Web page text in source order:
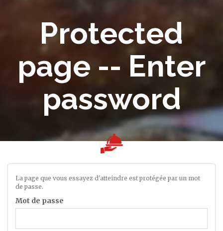
Protected
page -- Enter
password
La page que vous essayez d'atteindre est protégée par un mot
de passe.
Mot de passe